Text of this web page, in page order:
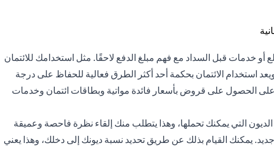
خدمات قبل السداد مع فهم مبلغ الدفع لاحقًا. مثل استخدامك للائتمان
استخدام الائتمان بحكمة أحد أكثر الطرق فعالية للحفاظ على درجة
على الحصول على قروض بأسعار فائدة مواتية وبطاقات ائتمان وخدمات
التي يمكنك تحملها، وهذا يتطلب منك إلقاء نظرة فاحصة وعميقة
يمكنك القيام بذلك عن طريق تحديد نسبة ديونك إلى دخلك، وهذا يعني